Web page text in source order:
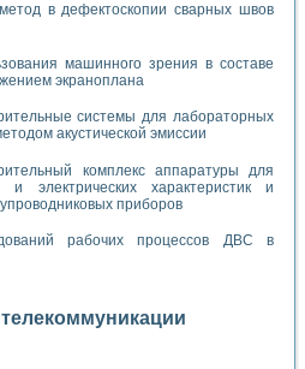
в дефектоскопии сварных швов
машинного зрения в составе
экраноплана
системы для лабораторных
акустической эмиссии
комплекс аппаратуры для
и электрических характеристик и
приборов
рабочих процессов ДВС в